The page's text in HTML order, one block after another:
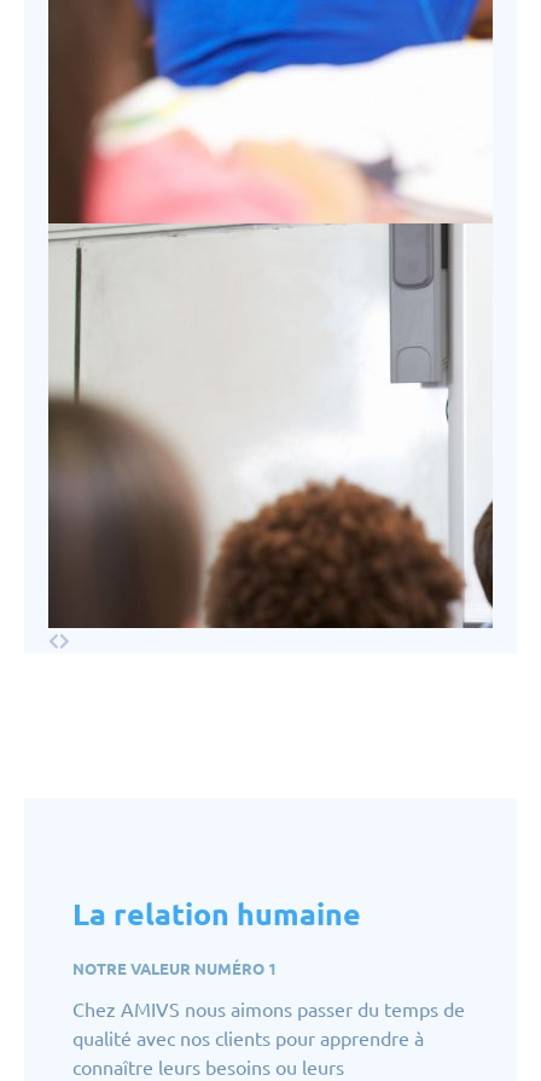
La relation humaine
NOTRE VALEUR NUMÉRO 1
Chez AMIVS nous aimons passer du temps de
qualité avec nos clients pour apprendre à
connaître leurs besoins ou leurs